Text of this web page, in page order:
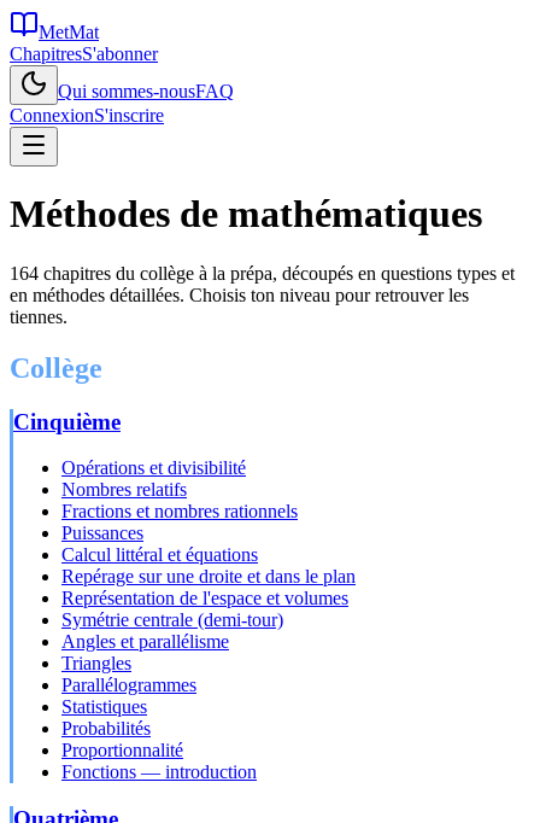
MetMat
ChapitresS'abonner
Qui sommes-nousFAQ
ConnexionS'inscrire
Méthodes de mathématiques
164 chapitres du collège à la prépa, découpés en questions types et
en méthodes détaillées. Choisis ton niveau pour retrouver les
tiennes.
Collège
Cinquième
Opérations et divisibilité
Nombres relatifs
Fractions et nombres rationnels
Puissances
Calcul littéral et équations
Repérage sur une droite et dans le plan
Représentation de l'espace et volumes
Symétrie centrale (demi-tour)
Angles et parallélisme
Triangles
Parallélogrammes
Statistiques
Probabilités
Proportionnalité
Fonctions — introduction